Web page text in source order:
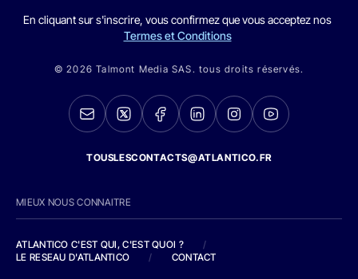
En cliquant sur s'inscrire, vous confirmez que vous acceptez nos
Termes et Conditions
© 2026 Talmont Media SAS. tous droits réservés.
TOUSLESCONTACTS@ATLANTICO.FR
MIEUX NOUS CONNAITRE
ATLANTICO C'EST QUI, C'EST QUOI ?
/
LE RESEAU D'ATLANTICO
/ CONTACT